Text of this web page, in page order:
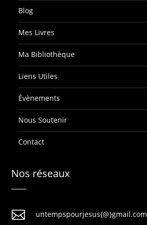
Blog
Mes Livres
Ma Bibliothèque
Liens Utiles
Évènements
Nous Soutenir
Contact
Nos réseaux
 untempspourjesus{@}gmail.com